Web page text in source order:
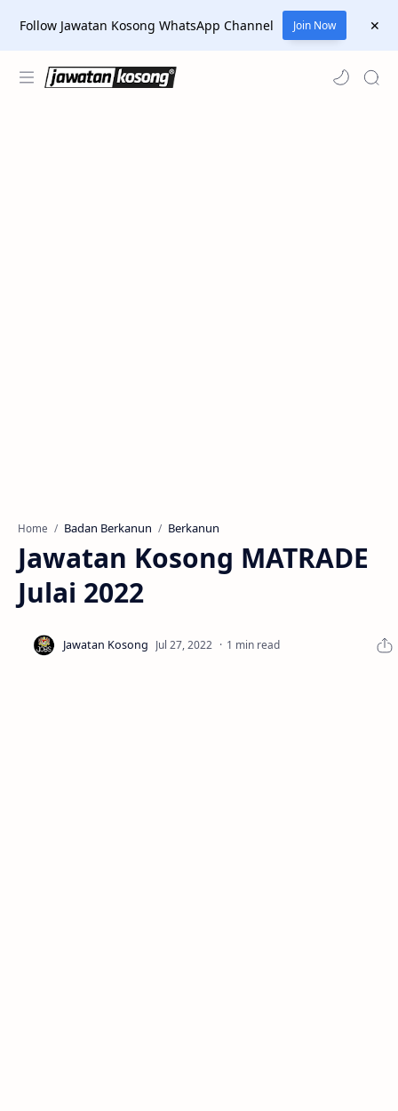
Follow Jawatan Kosong WhatsApp Channel Join Now
Home Badan Berkanun Berkanun
Jawatan Kosong MATRADE
Julai 2022
1 min read